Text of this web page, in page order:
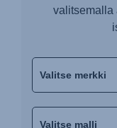
valitsemalla